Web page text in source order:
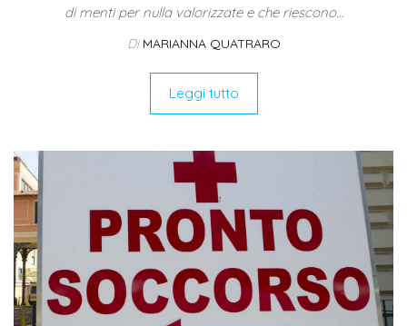
di menti per nulla valorizzate e che riescono…
Di MARIANNA QUATRARO
Leggi tutto